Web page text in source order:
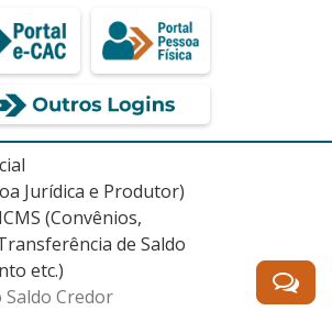
Jurídica e Produtor)
(Convênios,
de Saldo
etc.)
Saldo Credor